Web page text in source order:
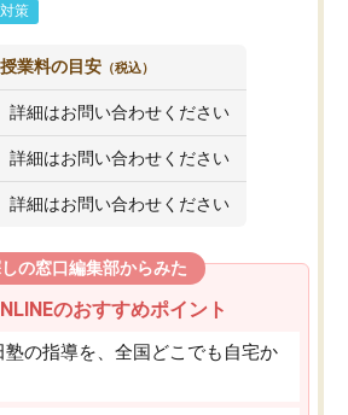
策
授業料の目安 （税込）
詳細はお問い合わせください
詳細はお問い合わせください
詳細はお問い合わせください
の窓口編集部からみた
のおすすめポイント
塾の指導を、全国どこでも自宅か